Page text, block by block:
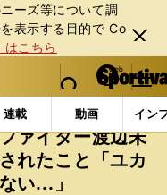
ーズ等について調
表⽰する⽬的で Co
はこちら
閉じ
る
web Sportiva (webスポルティーバ)
検索
マイペ
ー
ジ
メニュ
連載 動画 イン
プロレス 東京女
ァイター渡辺未
れたこと「ユカ
い...」